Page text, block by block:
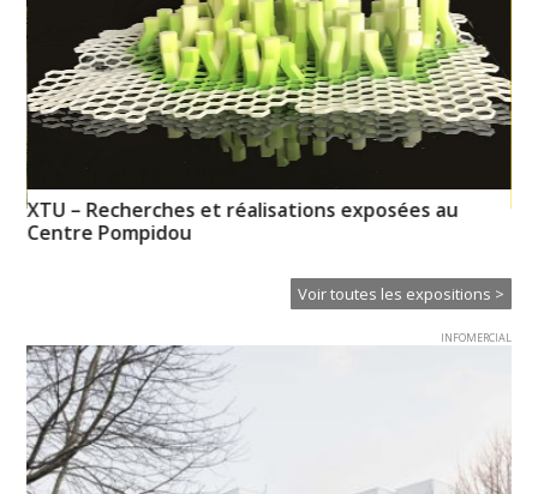
XTU – Recherches et réalisations exposées au
Centre Pompidou
Voir toutes les expositions >
INFOMERCIAL